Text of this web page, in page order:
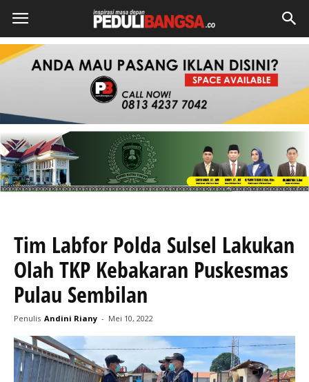
Tim Labfor Polda Sulsel Lakukan
Olah TKP Kebakaran Puskesmas
Pulau Sembilan
Penulis Andini Riany - Mei 10, 2022